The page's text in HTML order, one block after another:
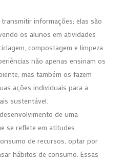
informações; elas são
os alunos em atividades
compostagem e limpeza
não apenas ensinam os
mas também os fazem
ações individuais para a
sustentável.
de uma
se reflete em atitudes
de recursos, optar por
hábitos de consumo. Essas